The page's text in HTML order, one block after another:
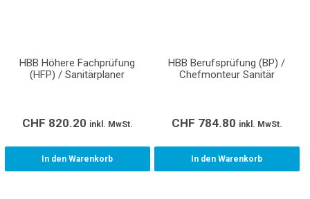
HBB Höhere Fachprüfung
(HFP) / Sanitärplaner
CHF 820.20 inkl. MwSt.
In den Warenkorb
HBB Berufsprüfung (BP) /
Chefmonteur Sanitär
CHF 784.80 inkl. MwSt.
In den Warenkorb